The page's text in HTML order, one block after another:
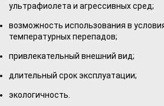
ультрафиолета и агрессивных сред;
возможность использования в
температурных перепадов;
привлекательный внешний вид;
длительный срок эксплуатации;
экологичность.